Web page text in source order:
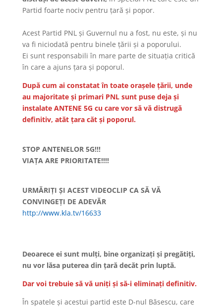
Partid foarte nociv pentru țară și popor.
Acest Partid PNL și Guvernul nu a fost, nu este, și nu
va fi niciodată pentru binele țării și a poporului.
Ei sunt responsabili în mare parte de situația critică
în care a ajuns țara și poporul.
După cum ai constatat în toate orașele țării, unde
au majoritate și primari PNL sunt puse deja și
instalate ANTENE 5G cu care vor să vă distrugă
definitiv, atăt țara căt și poporul.
STOP ANTENELOR 5G!!!
VIAȚA ARE PRIORITATE!!!!
URMĂRIȚI ȘI ACEST VIDEOCLIP CA SĂ VĂ
CONVINGEȚI DE ADEVĂR
http://www.kla.tv/16633
Deoarece ei sunt mulți, bine organizați și pregătiți,
nu vor lăsa puterea din țară decăt prin luptă.
Dar voi trebuie să vă uniți și să-i eliminați definitiv.
În spatele și acestui partid este D-nul Băsescu, care